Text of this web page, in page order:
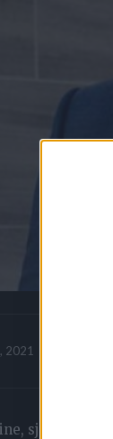
2021
sjedim na